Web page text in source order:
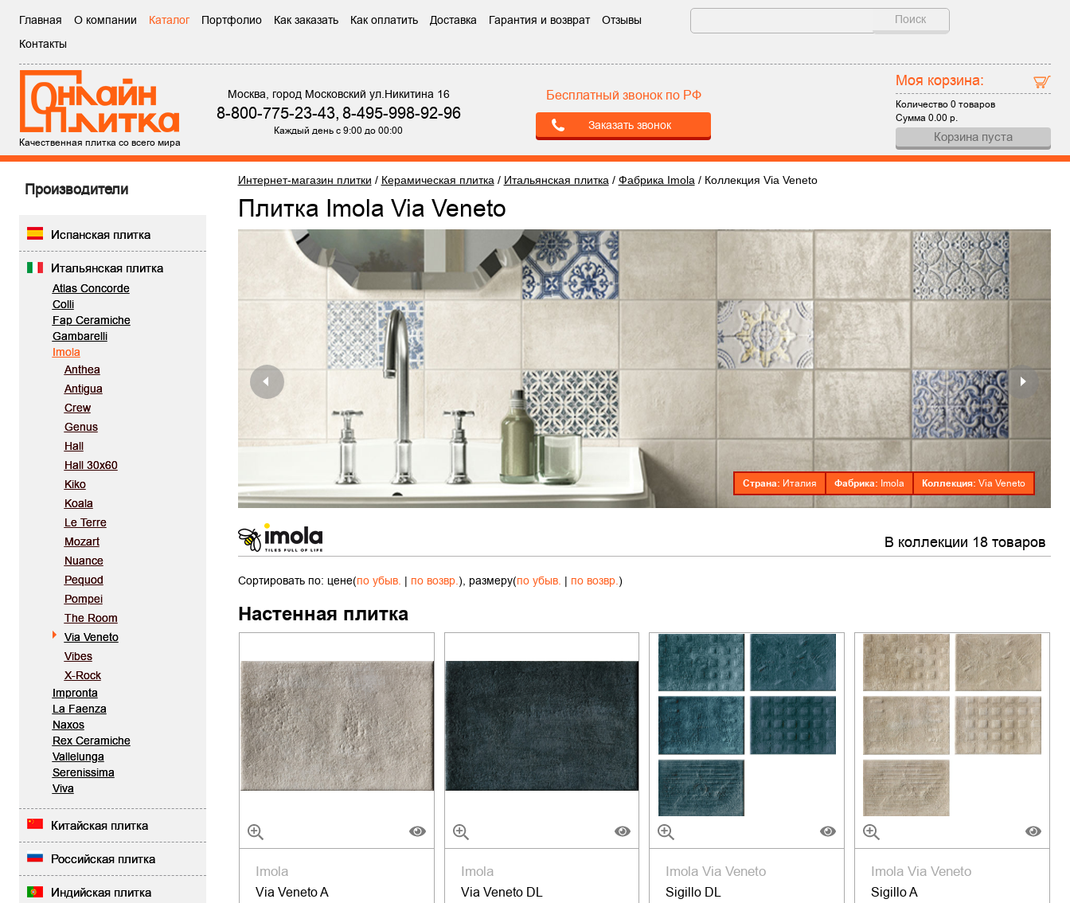
Главная О компании Каталог Портфолио Как заказать Как оплатить Доставка Гарантия и возврат
Отзывы
Контакты
Поиск
Качественная плитка со всего мира
Москва, город Московский ул.Никитина 16
8-800-775-23-43,8-495-998-92-96
Каждый день с 9:00 до 00:00
Бесплатный звонок по РФ
Заказать звонок
Моя корзина:
Количество0 товаров
Сумма0.00 р.
Корзина пуста
Производители
Испанская плитка
Итальянская плитка
Atlas Concorde
Colli
Fap Ceramiche
Gambarelli
Imola
Anthea
Antigua
Crew
Genus
Hall
Hall 30x60
Kiko
Koala
Le Terre
Mozart
Nuance
Pequod
Pompei
The Room
Via Veneto
Vibes
X-Rock
Impronta
La Faenza
Naxos
Rex Ceramiche
Vallelunga
Serenissima
Viva
Китайская плитка
Российская плитка
Индийская плитка
Интернет-магазин плитки / Керамическая плитка / Итальянская плитка / Фабрика Imola / Коллекция Via Veneto
Плитка Imola Via Veneto
Страна: Италия Фабрика: Imola Коллекция: Via Veneto
В коллекции 18 товаров
Сортировать по: цене(по убыв. | по возвр.), размеру(по убыв. | по возвр.)
Настенная плитка
Imola
Via Veneto A
Imola
Via Veneto DL
Imola Via Veneto
Sigillo DL
Imola Via Veneto
Sigillo A